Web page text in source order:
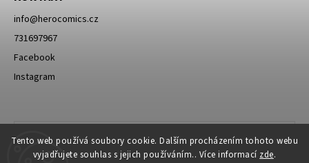
Tento web používá soubory cookie. Dalším procházením tohoto webu
vyjadřujete souhlas s jejich používáním.. Více informací zde.
info@herocomics.cz
731697967
Facebook
Instagram